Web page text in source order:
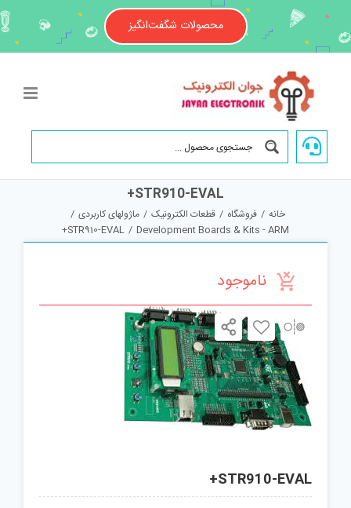
content
محصولات شگفت‌انگیز
STR910-EVAL+
خانه / فروشگاه / قطعات الکترونیک / ماژولهای کاربردی /
Development Boards & Kits - ARM
/
STR910-EVAL+
ناموجود
STR910-EVAL+